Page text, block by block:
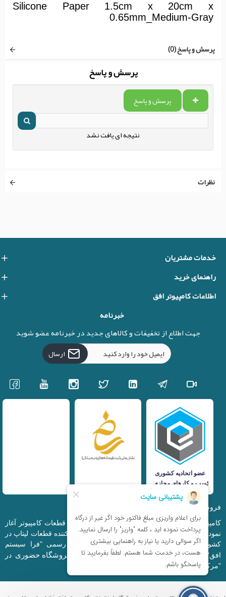
Silicone Paper 1.5cm x 20cm x
0.65mm_Medium-Gray
پرسش و پاسخ (0)
پرسش و پاسخ
پرسش و پاسخ
نتیجه ای یافت نشد
نظرات
خدمات مشتریان
راهنمای خرید
اطلاعات کامپیوتر افق
خبرنامه
جهت اطلاع از تخفیفات و کالاهای جدید در خبرنامه عضو شوید
ارسال
فروشگاه اینترنتی iranfso (کامپیوتر افق)
کامپیوتر افق، فعالیت خود را از سال 1377 در زمینه قطعات کامپیوتر آغاز
نمود و در حال حاضر به بزرگترین وارد کننده و توزیع کننده قطعات لپتاپ در
کشور تبدیل شده است. این مجموعه که با نام رسمی "فرا سیستم
افق" ثبت شده است دارای فروشگاه اینترنتی و
فروشگاه حضوری در
"مرکز کامپیوتر ایران" و "خیابان مظفر" میباشد.